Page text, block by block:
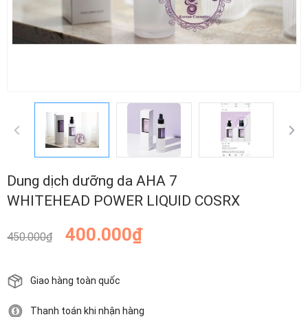
Dung dịch dưỡng da AHA 7
WHITEHEAD POWER LIQUID COSRX
450.000₫ 400.000₫
Giao hàng toàn quốc
Thanh toán khi nhận hàng